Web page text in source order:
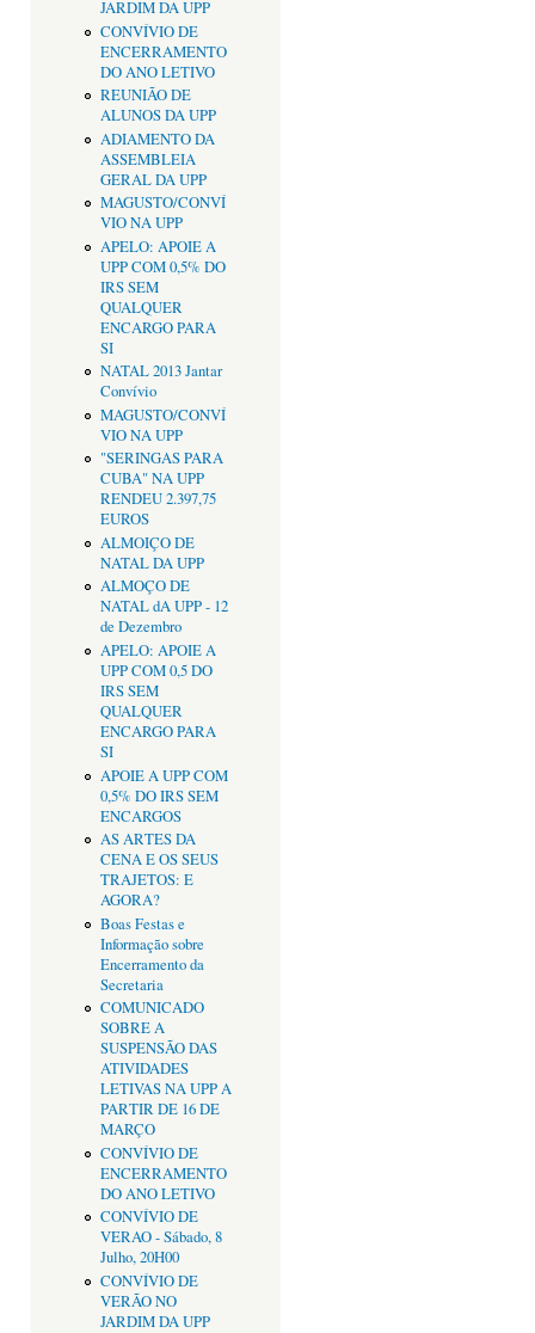
JARDIM DA UPP
CONVÍVIO DE
ENCERRAMENTO
DO ANO LETIVO
REUNIÃO DE
ALUNOS DA UPP
ADIAMENTO DA
ASSEMBLEIA
GERAL DA UPP
MAGUSTO/CONVÍ
VIO NA UPP
APELO: APOIE A
UPP COM 0,5% DO
IRS SEM
QUALQUER
ENCARGO PARA
SI
NATAL 2013 Jantar
Convívio
MAGUSTO/CONVÍ
VIO NA UPP
"SERINGAS PARA
CUBA" NA UPP
RENDEU 2.397,75
EUROS
ALMOIÇO DE
NATAL DA UPP
ALMOÇO DE
NATAL dA UPP - 12
de Dezembro
APELO: APOIE A
UPP COM 0,5 DO
IRS SEM
QUALQUER
ENCARGO PARA
SI
APOIE A UPP COM
0,5% DO IRS SEM
ENCARGOS
AS ARTES DA
CENA E OS SEUS
TRAJETOS: E
AGORA?
Boas Festas e
Informação sobre
Encerramento da
Secretaria
COMUNICADO
SOBRE A
SUSPENSÃO DAS
ATIVIDADES
LETIVAS NA UPP A
PARTIR DE 16 DE
MARÇO
CONVÍVIO DE
ENCERRAMENTO
DO ANO LETIVO
CONVÍVIO DE
VERAO - Sábado, 8
Julho, 20H00
CONVÍVIO DE
VERÃO NO
JARDIM DA UPP